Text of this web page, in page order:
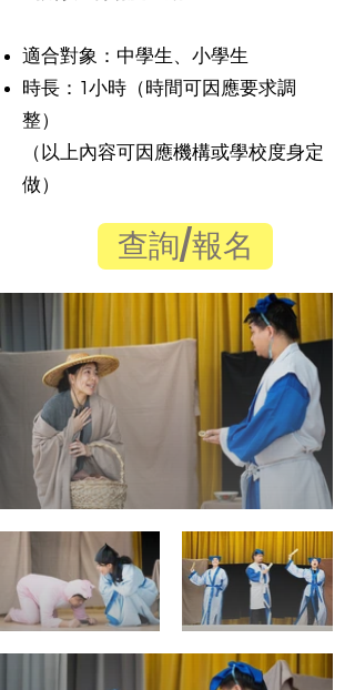
適合對象：中學生、小學生
時長：1小時（時間可因應要求調
整）
（以上內容可因應機構或學校度身定
做）
查詢/報名